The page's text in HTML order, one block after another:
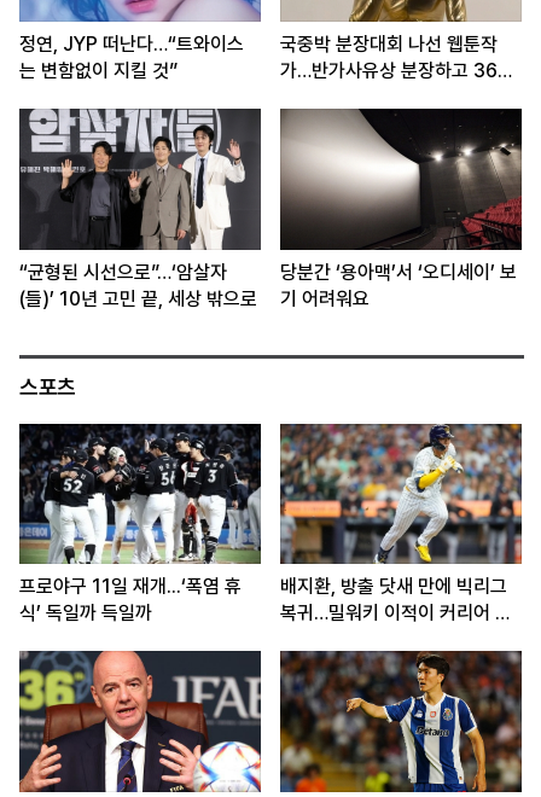
정연, JYP 떠난다…“트와이스
는 변함없이 지킬 것”
국중박 분장대회 나선 웹툰작
가…반가사유상 분장하고 360
“균형된 시선으로”…‘암살자
(들)’ 10년 고민 끝, 세상 밖으로
당분간 ‘용아맥’서 ‘오디세이’ 보
기 어려워요
스포츠
프로야구 11일 재개...‘폭염 휴
식’ 독일까 득일까
배지환, 방출 닷새 만에 빅리그
복귀…밀워키 이적이 커리어 분